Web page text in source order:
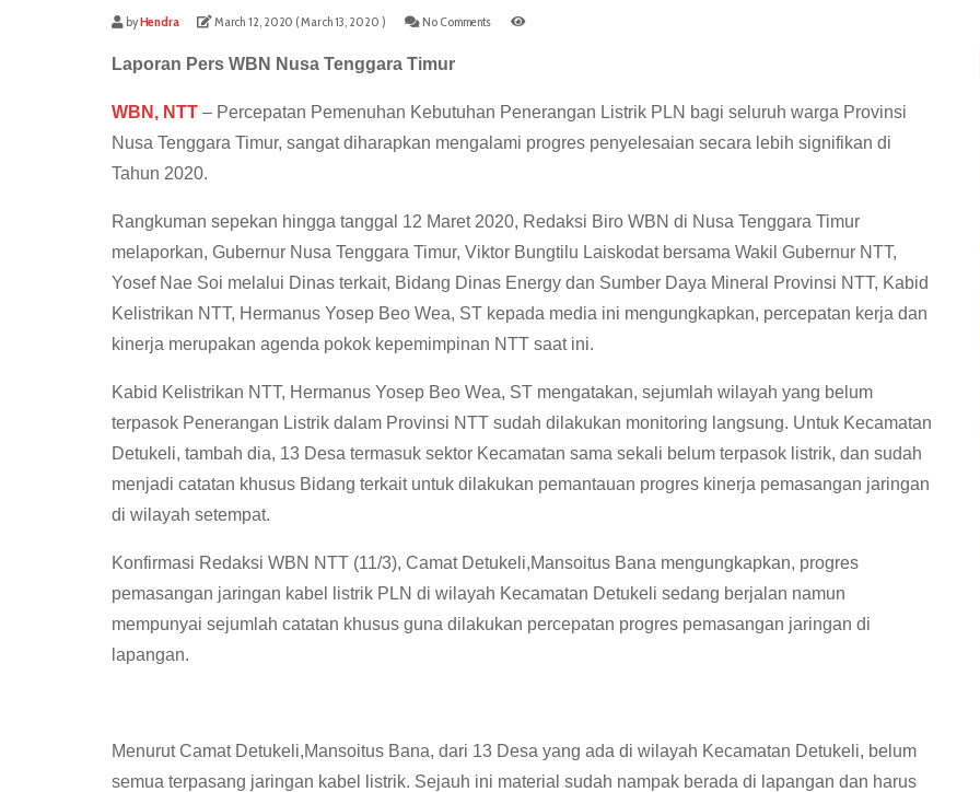
byHendra March 12, 2020 ( March 13, 2020 ) No Comments
Laporan Pers WBN Nusa Tenggara Timur
WBN, NTT – Percepatan Pemenuhan Kebutuhan Penerangan Listrik PLN bagi seluruh warga Provinsi
Nusa Tenggara Timur, sangat diharapkan mengalami progres penyelesaian secara lebih signifikan di
Tahun 2020.
Rangkuman sepekan hingga tanggal 12 Maret 2020, Redaksi Biro WBN di Nusa Tenggara Timur
melaporkan, Gubernur Nusa Tenggara Timur, Viktor Bungtilu Laiskodat bersama Wakil Gubernur NTT,
Yosef Nae Soi melalui Dinas terkait, Bidang Dinas Energy dan Sumber Daya Mineral Provinsi NTT, Kabid
Kelistrikan NTT, Hermanus Yosep Beo Wea, ST kepada media ini mengungkapkan, percepatan kerja dan
kinerja merupakan agenda pokok kepemimpinan NTT saat ini.
Kabid Kelistrikan NTT, Hermanus Yosep Beo Wea, ST mengatakan, sejumlah wilayah yang belum
terpasok Penerangan Listrik dalam Provinsi NTT sudah dilakukan monitoring langsung. Untuk Kecamatan
Detukeli, tambah dia, 13 Desa termasuk sektor Kecamatan sama sekali belum terpasok listrik, dan sudah
menjadi catatan khusus Bidang terkait untuk dilakukan pemantauan progres kinerja pemasangan jaringan
di wilayah setempat.
Konfirmasi Redaksi WBN NTT (11/3), Camat Detukeli,Mansoitus Bana mengungkapkan, progres
pemasangan jaringan kabel listrik PLN di wilayah Kecamatan Detukeli sedang berjalan namun
mempunyai sejumlah catatan khusus guna dilakukan percepatan progres pemasangan jaringan di
lapangan.
Menurut Camat Detukeli,Mansoitus Bana, dari 13 Desa yang ada di wilayah Kecamatan Detukeli, belum
semua terpasang jaringan kabel listrik. Sejauh ini material sudah nampak berada di lapangan dan harus